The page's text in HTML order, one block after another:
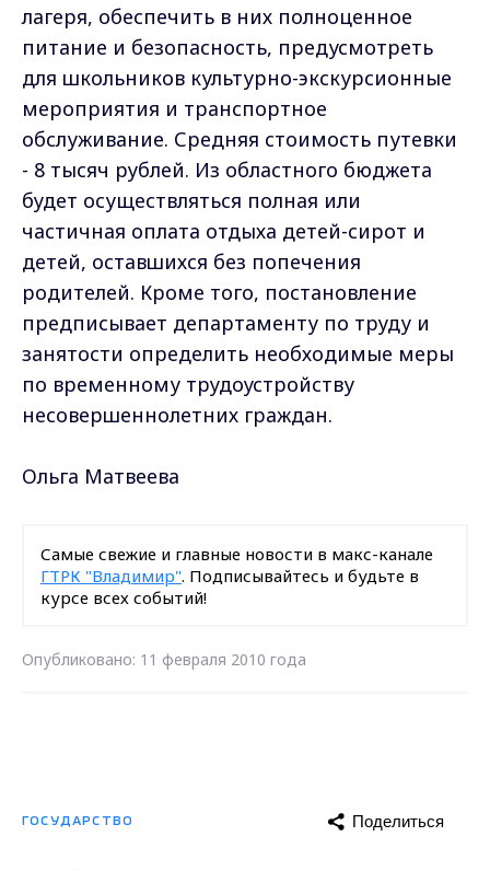
лагеря, обеспечить в них полноценное
питание и безопасность, предусмотреть
для школьников культурно-экскурсионные
мероприятия и транспортное
обслуживание. Средняя стоимость путевки
- 8 тысяч рублей. Из областного бюджета
будет осуществляться полная или
частичная оплата отдыха детей-сирот и
детей, оставшихся без попечения
родителей. Кроме того, постановление
предписывает департаменту по труду и
занятости определить необходимые меры
по временному трудоустройству
несовершеннолетних граждан.
Ольга Матвеева
Самые свежие и главные новости в макс-канале
ГТРК "Владимир". Подписывайтесь и будьте в
курсе всех событий!
Опубликовано: 11 февраля 2010 года
ГОСУДАРСТВО Поделиться